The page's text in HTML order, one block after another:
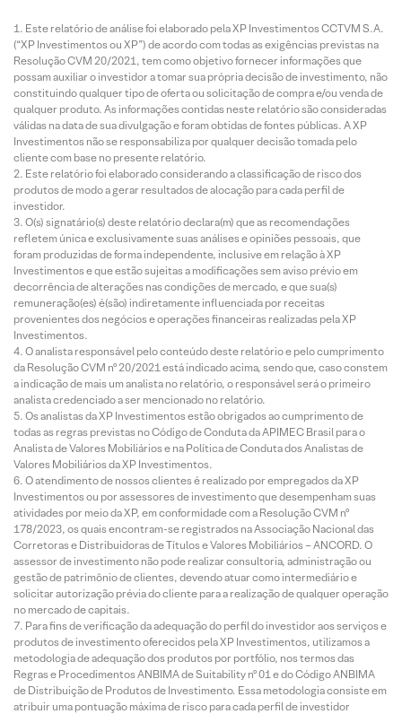
Este relatório de análise foi elaborado pela XP Investimentos CCTVM S.A.
(“XP Investimentos ou XP”) de acordo com todas as exigências previstas na
Resolução CVM 20/2021, tem como objetivo fornecer informações que
possam auxiliar o investidor a tomar sua própria decisão de investimento, não
constituindo qualquer tipo de oferta ou solicitação de compra e/ou venda de
qualquer produto. As informações contidas neste relatório são consideradas
válidas na data de sua divulgação e foram obtidas de fontes públicas. A XP
Investimentos não se responsabiliza por qualquer decisão tomada pelo
cliente com base no presente relatório.
Este relatório foi elaborado considerando a classificação de risco dos
produtos de modo a gerar resultados de alocação para cada perfil de
investidor.
O(s) signatário(s) deste relatório declara(m) que as recomendações
refletem única e exclusivamente suas análises e opiniões pessoais, que
foram produzidas de forma independente, inclusive em relação à XP
Investimentos e que estão sujeitas a modificações sem aviso prévio em
decorrência de alterações nas condições de mercado, e que sua(s)
remuneração(es) é(são) indiretamente influenciada por receitas
provenientes dos negócios e operações financeiras realizadas pela XP
Investimentos.
O analista responsável pelo conteúdo deste relatório e pelo cumprimento
da Resolução CVM nº 20/2021 está indicado acima, sendo que, caso constem
a indicação de mais um analista no relatório, o responsável será o primeiro
analista credenciado a ser mencionado no relatório.
Os analistas da XP Investimentos estão obrigados ao cumprimento de
todas as regras previstas no Código de Conduta da APIMEC Brasil para o
Analista de Valores Mobiliários e na Política de Conduta dos Analistas de
Valores Mobiliários da XP Investimentos.
O atendimento de nossos clientes é realizado por empregados da XP
Investimentos ou por assessores de investimento que desempenham suas
atividades por meio da XP, em conformidade com a Resolução CVM nº
178/2023, os quais encontram-se registrados na Associação Nacional das
Corretoras e Distribuidoras de Títulos e Valores Mobiliários – ANCORD. O
assessor de investimento não pode realizar consultoria, administração ou
gestão de patrimônio de clientes, devendo atuar como intermediário e
solicitar autorização prévia do cliente para a realização de qualquer operação
no mercado de capitais.
Para fins de verificação da adequação do perfil do investidor aos serviços e
produtos de investimento oferecidos pela XP Investimentos, utilizamos a
metodologia de adequação dos produtos por portfólio, nos termos das
Regras e Procedimentos ANBIMA de Suitability nº 01 e do Código ANBIMA
de Distribuição de Produtos de Investimento. Essa metodologia consiste em
atribuir uma pontuação máxima de risco para cada perfil de investidor